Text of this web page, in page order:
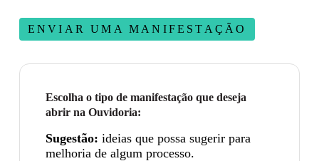
ENVIAR UMA MANIFESTAÇÃO
Escolha o tipo de manifestação que deseja
abrir na Ouvidoria:
Sugestão: ideias que possa sugerir para
melhoria de algum processo.